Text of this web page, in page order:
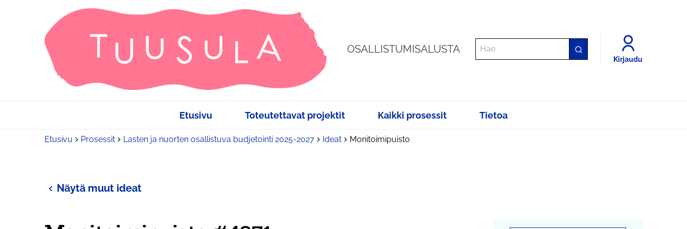
OSALLISTUMISALUSTA
Kirjaudu
Etusivu Toteutettavat projektit Kaikki prosessit Tietoa
Etusivu Prosessit Lasten ja nuorten osallistuva budjetointi 2025-2027 Ideat Monitoimipuisto
Näytä muut ideat